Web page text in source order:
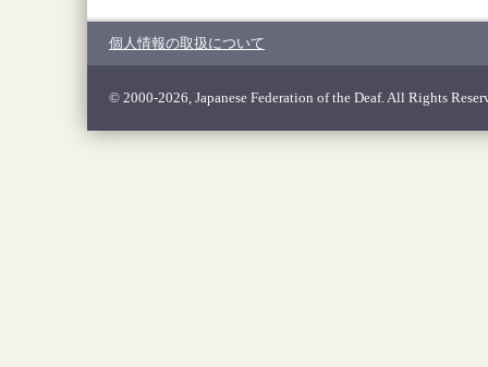
個人情報の取扱について
© 2000-2026, Japanese Federation of the Deaf. All Rights